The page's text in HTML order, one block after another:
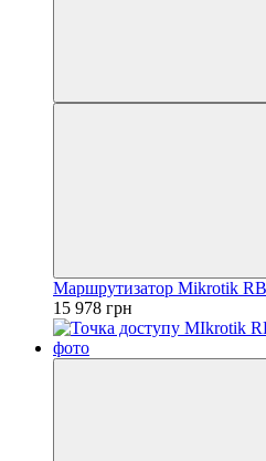
Маршрутизатор Mikrotik
15 978 грн